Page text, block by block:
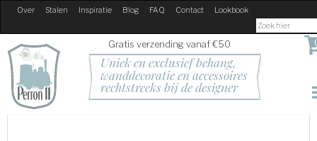
Over Stalen Inspiratie Blog FAQ Contact Lookbook
Gratis verzending vanaf €50
Uniek en exclusief behang,
wanddecoratie en accessoires
rechtstreeks bij de designer